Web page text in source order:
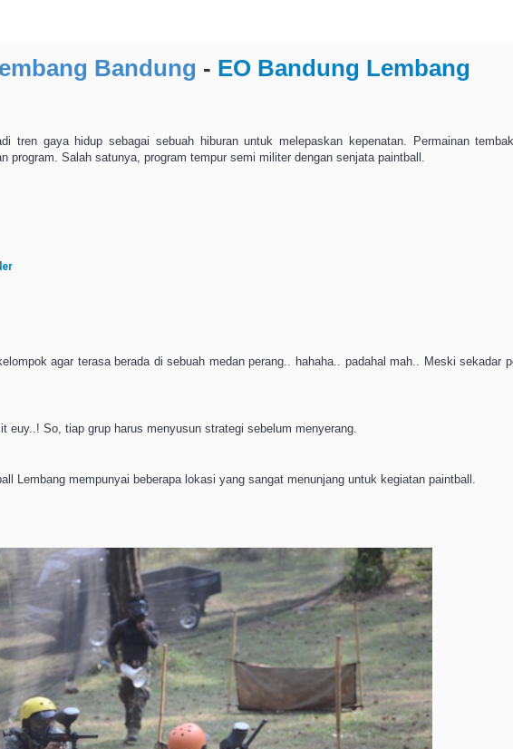
Bandung - EO Bandung Lembang
tren gaya hidup sebagai sebuah hiburan untuk melepaskan kepenatan. Permainan
program. Salah satunya, program tempur semi militer dengan senjata paintball.
agar terasa berada di sebuah medan perang.. hahaha.. padahal mah.. Meski sekadar
euy..! So, tiap grup harus menyusun strategi sebelum menyerang.
Lembang mempunyai beberapa lokasi yang sangat menunjang untuk kegiatan paintball.